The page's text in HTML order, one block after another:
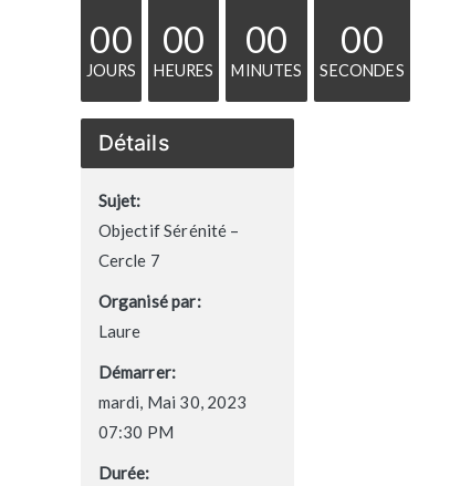
00
JOURS
00
HEURES
00
MINUTES
00
SECONDES
Détails
Sujet:
Objectif Sérénité –
Cercle 7
Organisé par:
Laure
Démarrer:
mardi, Mai 30, 2023
07:30 PM
Durée: